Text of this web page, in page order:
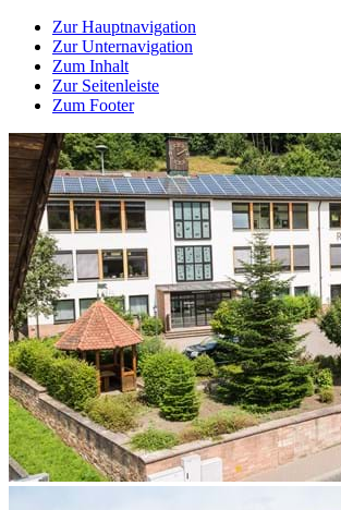
Zur Hauptnavigation
Zur Unternavigation
Zum Inhalt
Zur Seitenleiste
Zum Footer